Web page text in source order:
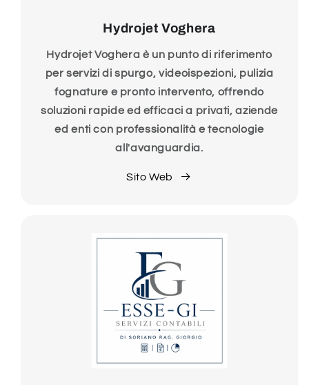
Hydrojet Voghera
Hydrojet Voghera è un punto di riferimento
per servizi di spurgo, videoispezioni, pulizia
fognature e pronto intervento, offrendo
soluzioni rapide ed efficaci a privati, aziende
ed enti con professionalità e tecnologie
all'avanguardia.
Sito Web